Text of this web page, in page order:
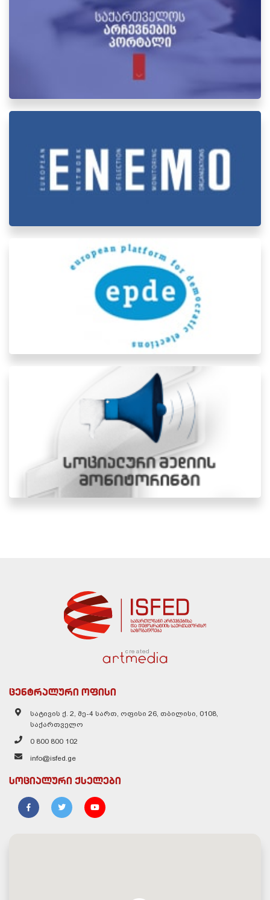
created
ცენტრალური ოფისი
სატივის ქ. 2, მე-4 სართ, ოფისი 26, თბილისი, 0108,
საქართველო
0 800 800 102
info@isfed.ge
სოციალური ქსელები